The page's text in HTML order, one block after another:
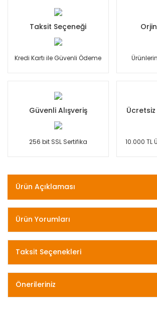
Taksit Seçeneği
Kredi Kartı ile Güvenli Ödeme
Güvenli Alışveriş
256 bit SSL Sertifika 10.000 TL
Ürün Açıklaması
Ürün Yorumları
Taksit Seçenekleri
Önerileriniz